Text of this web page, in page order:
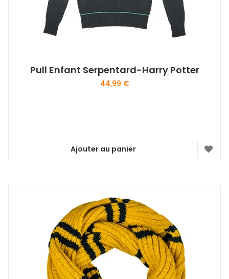
Pull Enfant Serpentard-Harry Potter
44,99 €
Ajouter au panier